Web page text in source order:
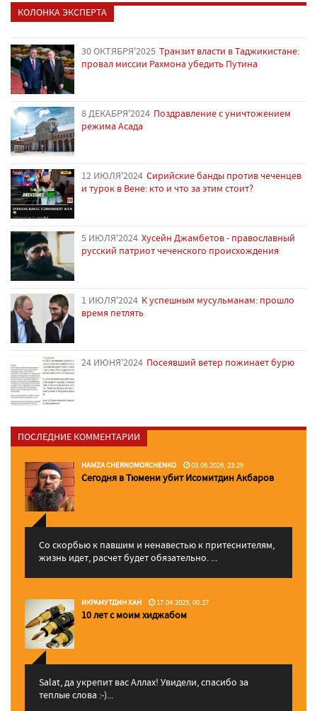
КОЛОНКА ЭКСПЕРТА
30 ОКТЯБРЯ'2025 Транзит власти в Таджикистане:
провал миссии Рахмона убедить Путина
8 ДЕКАБРЯ'2024 Поздравление с уничтожением
режима Асада
12 ИЮЛЯ'2024 Сирийские банды против чеченцев
и турок в Вене: кто и что за этим стоит?
5 ИЮЛЯ'2024 Хусейн Джамбетов - православный
русский патриот чеченского происхождения
1 ИЮЛЯ'2024 К успешным мусульманам: прошло
время петлять
24 ИЮНЯ'2024 Посеявший ветер пожинает бурю
ПОСЛЕДНИЕ КОММЕНТАРИИ
HAMZA CHERNOMORCHENKO 03.06.2026, 23:29
Сегодня в Тюмени убит Исомитдин Акбаров
Со скорбью к павшим и ненавестью к притеснителям,
жизнь идет, расчет будет обязательно. ...
ИКРАМУТДИН ХАН 17.04.2025, 00:27
10 лет с моим хиджабом
Salat, да укрепит вас Аллаx! Увидели, спасибо за
теплые слова :-)...